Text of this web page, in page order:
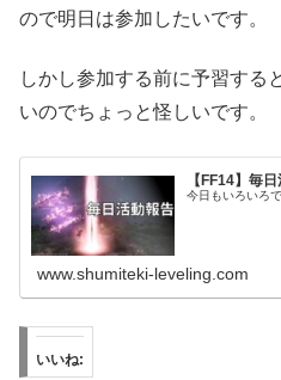
ので明日は参加したいです。
しかし参加する前に予習する
いのでちょっと怪しいです。
【FF14】毎
今日もいろいろ
www.shumiteki-leveling.com
いいね: